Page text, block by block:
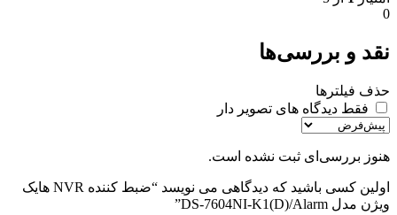
0
نقد و بررسی‌ها
حذف فیلترها
فقط دیدگاه های تصویر دار
هنوز بررسی‌ای ثبت نشده است.
اولین کسی باشید که دیدگاهی می نویسد “ضبط کننده NVR هایک
ویژن مدل DS-7604NI-K1(D)/Alarm”